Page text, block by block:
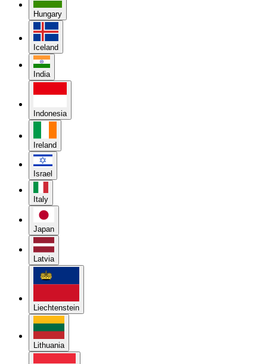
Hungary
Iceland
India
Indonesia
Ireland
Israel
Italy
Japan
Latvia
Liechtenstein
Lithuania